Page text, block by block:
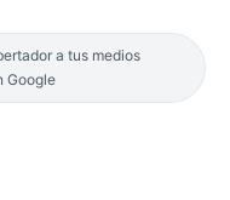
a tus medios
Google